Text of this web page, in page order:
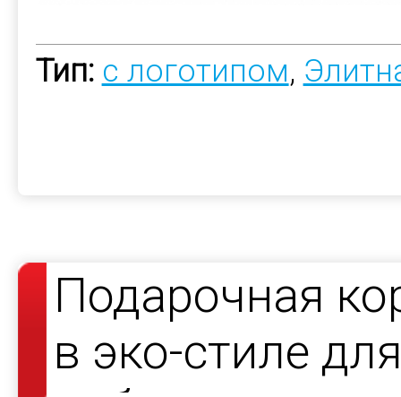
Тип: с логотипом,
Подарочная
в эко-стиле